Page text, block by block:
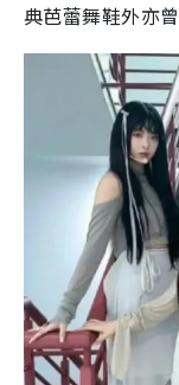
典芭蕾舞鞋外亦